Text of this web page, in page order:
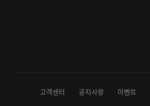
고객센터 공지사항 이벤트